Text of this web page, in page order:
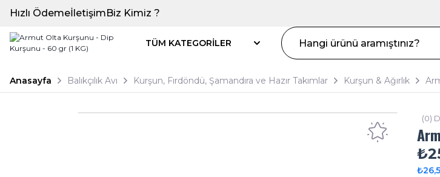
Hızlı ÖdemeİletişimBiz Kimiz ?
TÜM KATEGORİLER
Anasayfa Balıkçılık Avı Kurşun, Fırdöndü, Şamandıra ve Hazır Takımlar Kurşun & Ağırlık
(0)